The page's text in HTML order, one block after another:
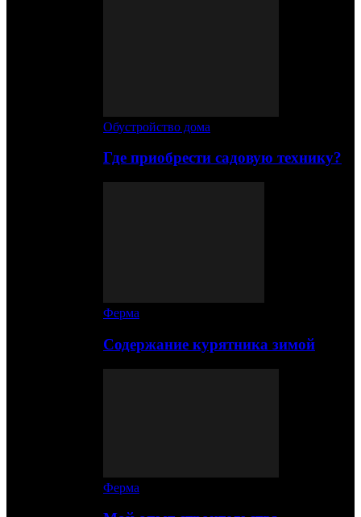
Обустройство дома
Где приобрести садовую технику?
Ферма
Содержание курятника зимой
Ферма